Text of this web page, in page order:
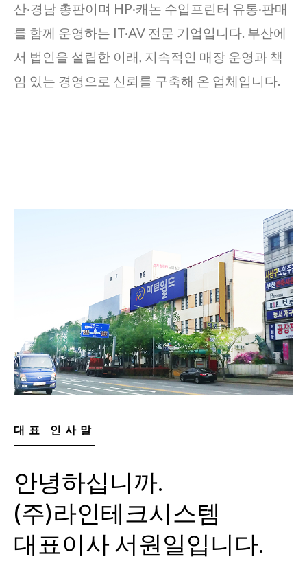
산·경남 총판이며 HP·캐논 수입프린터 유통·판매
를 함께 운영하는 IT·AV 전문 기업입니다. 부산에
서 법인을 설립한 이래, 지속적인 매장 운영과 책
임 있는 경영으로 신뢰를 구축해 온 업체입니다.
대표 인사말
안녕하십니까.
(주)라인테크시스템
대표이사 서원일입니다.